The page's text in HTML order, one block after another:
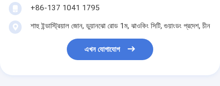
+86-137 1041 1795
শাহু ইন্ডাস্ট্রিয়াল জোন, ডুয়ানঝো রোড 1ম, ঝাওকিং সিটি, গুয়াংডং প্রদেশ, চীন
এখন যোগাযোগ